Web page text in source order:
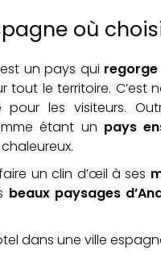
où
un pays qui
tout le territoire.
les visiteurs.
étant un pays
un clin d’œil à ses
beaux paysages
dans une ville